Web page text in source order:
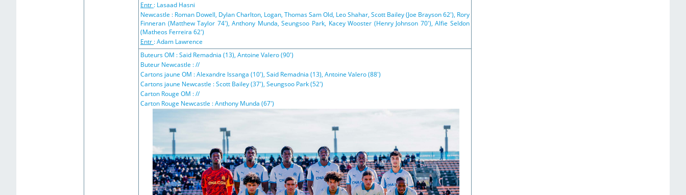
Entr : Lasaad Hasni
Newcastle : Roman Dowell, Dylan Charlton, Logan, Thomas Sam Old, Leo Shahar, Scott Bailey (Joe Brayson 62'), Rory
Finneran (Matthew Taylor 74'), Anthony Munda, Seungsoo Park, Kacey Wooster (Henry Johnson 70'), Alfie Seldon
(Matheos Ferreira 62')
Entr : Adam Lawrence
Buteurs OM : Said Remadnia (13), Antoine Valero (90')
Buteur Newcastle : //
Cartons jaune OM : Alexandre Issanga (10'), Said Remadnia (13), Antoine Valero (88')
Cartons jaune Newcastle : Scott Bailey (37'), Seungsoo Park (52')
Carton Rouge OM : //
Carton Rouge Newcastle : Anthony Munda (67')